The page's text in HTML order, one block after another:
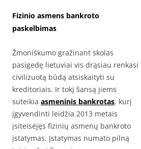
Fizinio asmens bankroto
paskelbimas
Žmoniškumo gražinant skolas
pasigedę lietuviai vis drąsiau renkasi
civilizuotą būdą atsiskaityti su
kreditoriais. Ir tokį šansą jiems
suteikia asmeninis bankrotas, kurį
įgyvendinti leidžia 2013 metais
įsiteisėjęs fizinių asmenų bankroto
įstatymas. Įstatymas numato pilną